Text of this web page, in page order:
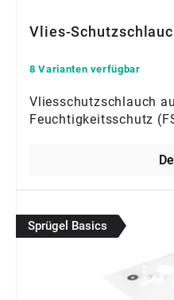
Vlies-
8 Varianten verfügbar
Vliesschutzschlauch
Feuchtigkeitsschutz
Sprügel Basics